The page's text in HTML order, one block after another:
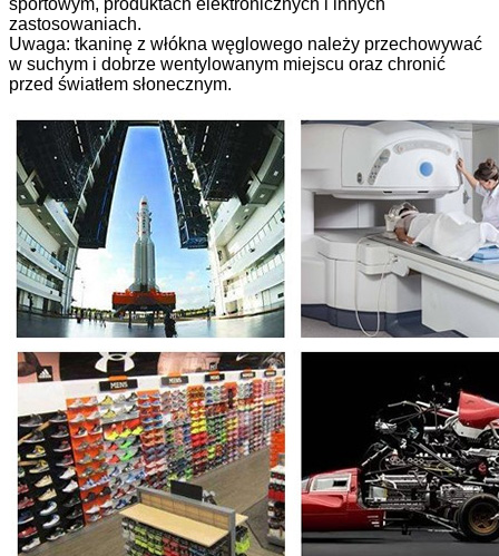
sportowym, produktach elektronicznych i innych
zastosowaniach.
Uwaga: tkaninę z włókna węglowego należy przechowywać
w suchym i dobrze wentylowanym miejscu oraz chronić
przed światłem słonecznym.